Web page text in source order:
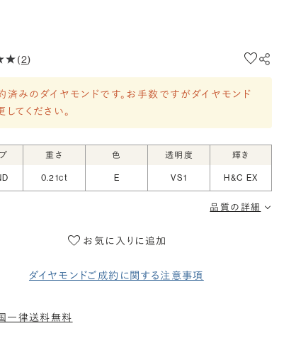
(2)
済みのダイヤモンドです。お手数ですがダイヤモンド
してください。
重さ 色 透明度 輝き
0.21ct E VS1 H&C EX
品質の詳細
お気に入りに追加
ダイヤモンドご成約に関する注意事項
一律送料無料